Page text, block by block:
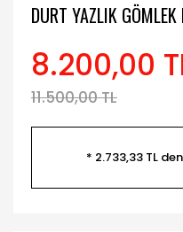
DURT YAZLIK
8.200,00
11.500,00 TL
* 2.733,33 TL